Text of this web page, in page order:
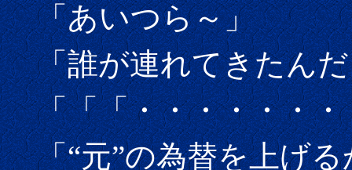
「あいつら～」
「誰が連れてきたんだ
「「「・・・・・・・
「“元”の為替を上げる